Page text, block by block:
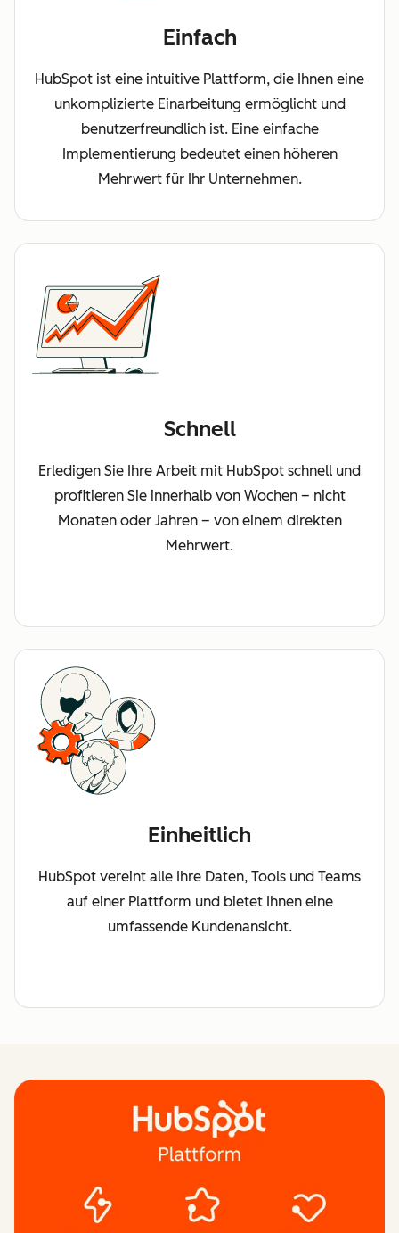
Einfach
HubSpot ist eine intuitive Plattform, die Ihnen eine
unkomplizierte Einarbeitung ermöglicht und
benutzerfreundlich ist. Eine einfache
Implementierung bedeutet einen höheren
Mehrwert für Ihr Unternehmen.
Schnell
Erledigen Sie Ihre Arbeit mit HubSpot schnell und
profitieren Sie innerhalb von Wochen – nicht
Monaten oder Jahren – von einem direkten
Mehrwert.
Einheitlich
HubSpot vereint alle Ihre Daten, Tools und Teams
auf einer Plattform und bietet Ihnen eine
umfassende Kundenansicht.